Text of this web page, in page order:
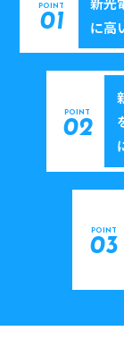
POINT
01
に高
POINT
02
POINT
03